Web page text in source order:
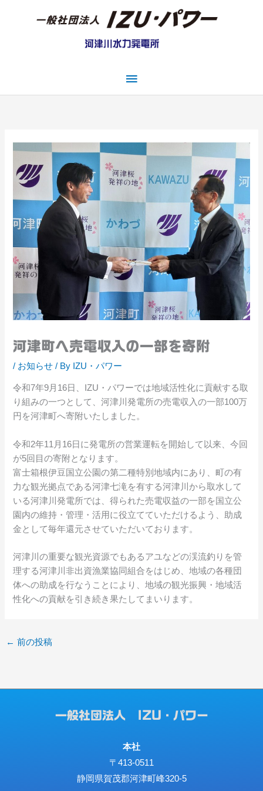
メ
メ
ニ
ー
河津町へ売電収入の一部を寄附
/ お知らせ / By IZU・パワー
令和7年9月16日、IZU・パワーでは地域活性化に貢献する取
り組みの一つとして、河津川発電所の売電収入の一部100万
円を河津町へ寄附いたしました。
令和2年11月16日に発電所の営業運転を開始して以来、今回
が5回目の寄附となります。
富士箱根伊豆国立公園の第二種特別地域内にあり、町の有
力な観光拠点である河津七滝を有する河津川から取水して
いる河津川発電所では、得られた売電収益の一部を国立公
園内の維持・管理・活用に役立てていただけるよう、助成
金として毎年還元させていただいております。
河津川の重要な観光資源でもあるアユなどの渓流釣りを管
理する河津川非出資漁業協同組合をはじめ、地域の各種団
体への助成を行なうことにより、地域の観光振興・地域活
性化への貢献を引き続き果たしてまいります。
← 前の投稿
一般社団法人 IZU・パワー
本社
〒413-0511
静岡県賀茂郡河津町峰320-5